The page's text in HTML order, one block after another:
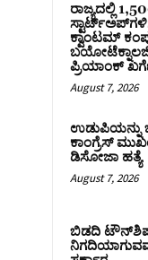
ರಾಜ್ಯದಲ್ಲಿ
ಕ್ವಾಂಟಮ್
ಬಯೋಟೆಕ್ನಾಲಜಿ
ಪ್ರಿಯಾಂಕ್‌
August 7, 2026
ಉಡುಪಿಯನ್ನು
ಕಾಂಗ್ರೆಸ್‌
ಡಿಸೋಜಾ ಹತ್ಯೆ
August 7, 2026
ಬಿಡದಿ